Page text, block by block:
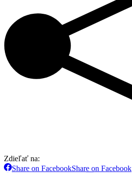
Zdieľať na:
Share on FacebookShare on Facebook